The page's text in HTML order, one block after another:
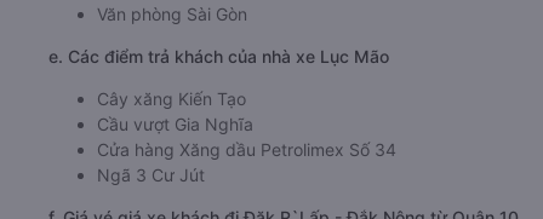
Văn phòng Sài Gòn
e. Các điểm trả khách của nhà xe Lục Mão
Cây xăng Kiến Tạo
Cầu vượt Gia Nghĩa
Cửa hàng Xăng dầu Petrolimex Số 34
Ngã 3 Cư Jút